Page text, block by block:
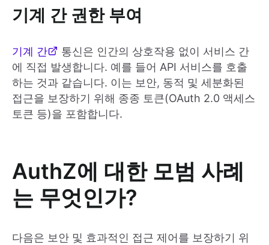
기계 간 권한 부여
기계 간
통신은 인간의 상호작용 없이 서비스 간
에 직접 발생합니다. 예를 들어 API 서비스를 호출
하는 것과 같습니다. 이는 보안, 동적 및 세분화된
접근을 보장하기 위해 종종 토큰(OAuth 2.0 액세스
토큰 등)을 포함합니다.
AuthZ에 대한 모범 사례
는 무엇인가?
다음은 보안 및 효과적인 접근 제어를 보장하기 위